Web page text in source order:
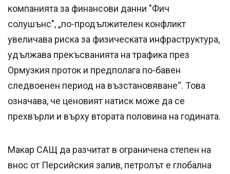
компанията за финансови данни "Фич
солушънс", „по-продължителен конфликт
увеличава риска за физическата инфраструктура,
удължава прекъсванията на трафика през
Ормузкия проток и предполага по-бавен
следвоенен период на възстановяване“. Това
означава, че ценовият натиск може да се
прехвърли и върху втората половина на годината.
Макар САЩ да разчитат в ограничена степен на
внос от Персийския залив, петролът е глобална